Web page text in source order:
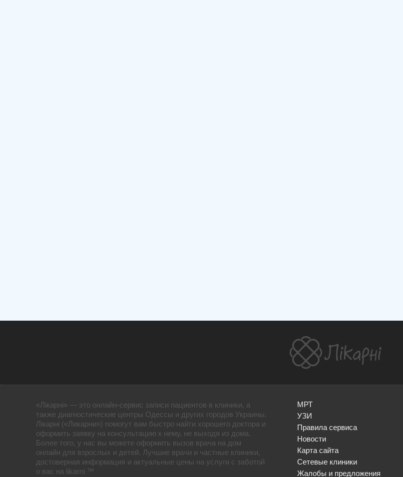
«Лікарні» — это онлайн-сервис записи пациентов в клиники, а
также диагностические центры Одессы и других городов Украины.
Лікарні («Ликарни») помогут вам быстро найти хорошего доктора и
оформить заявку на консультацию к нему, не выходя из дома.
Более того, у нас вы можете оформить вызов врача на дом
онлайн для взрослых и детей. Лучшие врачи и частные клиники,
достоверная информация и актуальные цены на услуги с заботой
о вас на likarni ™
МРТ
УЗИ
Правила сервиса
Новости
Карта сайта
Сетевые клиники
Жалобы и предложения